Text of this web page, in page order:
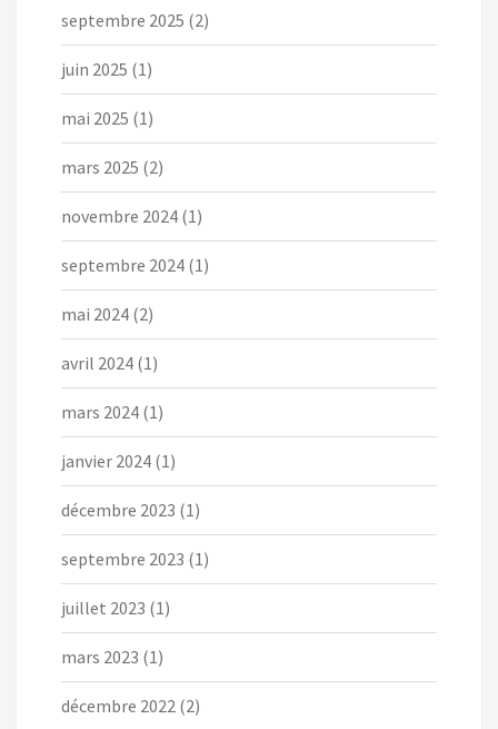
septembre 2025 (2)
juin 2025 (1)
mai 2025 (1)
mars 2025 (2)
novembre 2024 (1)
septembre 2024 (1)
mai 2024 (2)
avril 2024 (1)
mars 2024 (1)
janvier 2024 (1)
décembre 2023 (1)
septembre 2023 (1)
juillet 2023 (1)
mars 2023 (1)
décembre 2022 (2)